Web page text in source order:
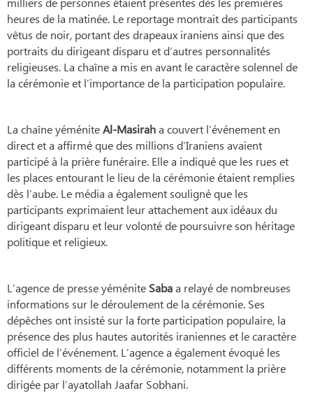
heures de la matinée. Le reportage montrait des participants
vêtus de noir, portant des drapeaux iraniens ainsi que des
portraits du dirigeant disparu et d’autres personnalités
religieuses. La chaîne a mis en avant le caractère solennel de
la cérémonie et l’importance de la participation populaire.
La chaîne yéméniteAl-Masiraha couvert l’événement en
direct et a affirmé que des millions d’Iraniens avaient
participé à la prière funéraire. Elle a indiqué que les rues et
les places entourant le lieu de la cérémonie étaient remplies
dès l’aube. Le média a également souligné que les
participants exprimaient leur attachement aux idéaux du
dirigeant disparu et leur volonté de poursuivre son héritage
politique et religieux.
L’agence de presse yéménite Sabaa relayé de nombreuses
informations sur le déroulement de la cérémonie. Ses
dépêches ont insisté sur la forte participation populaire, la
présence des plus hautes autorités iraniennes et le caractère
officiel de l’événement. L’agence a également évoqué les
différents moments de la cérémonie, notamment la prière
dirigée par l’ayatollah Jaafar Sobhani.